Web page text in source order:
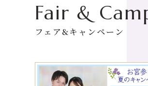
Fair &
フェア&キャンペーン